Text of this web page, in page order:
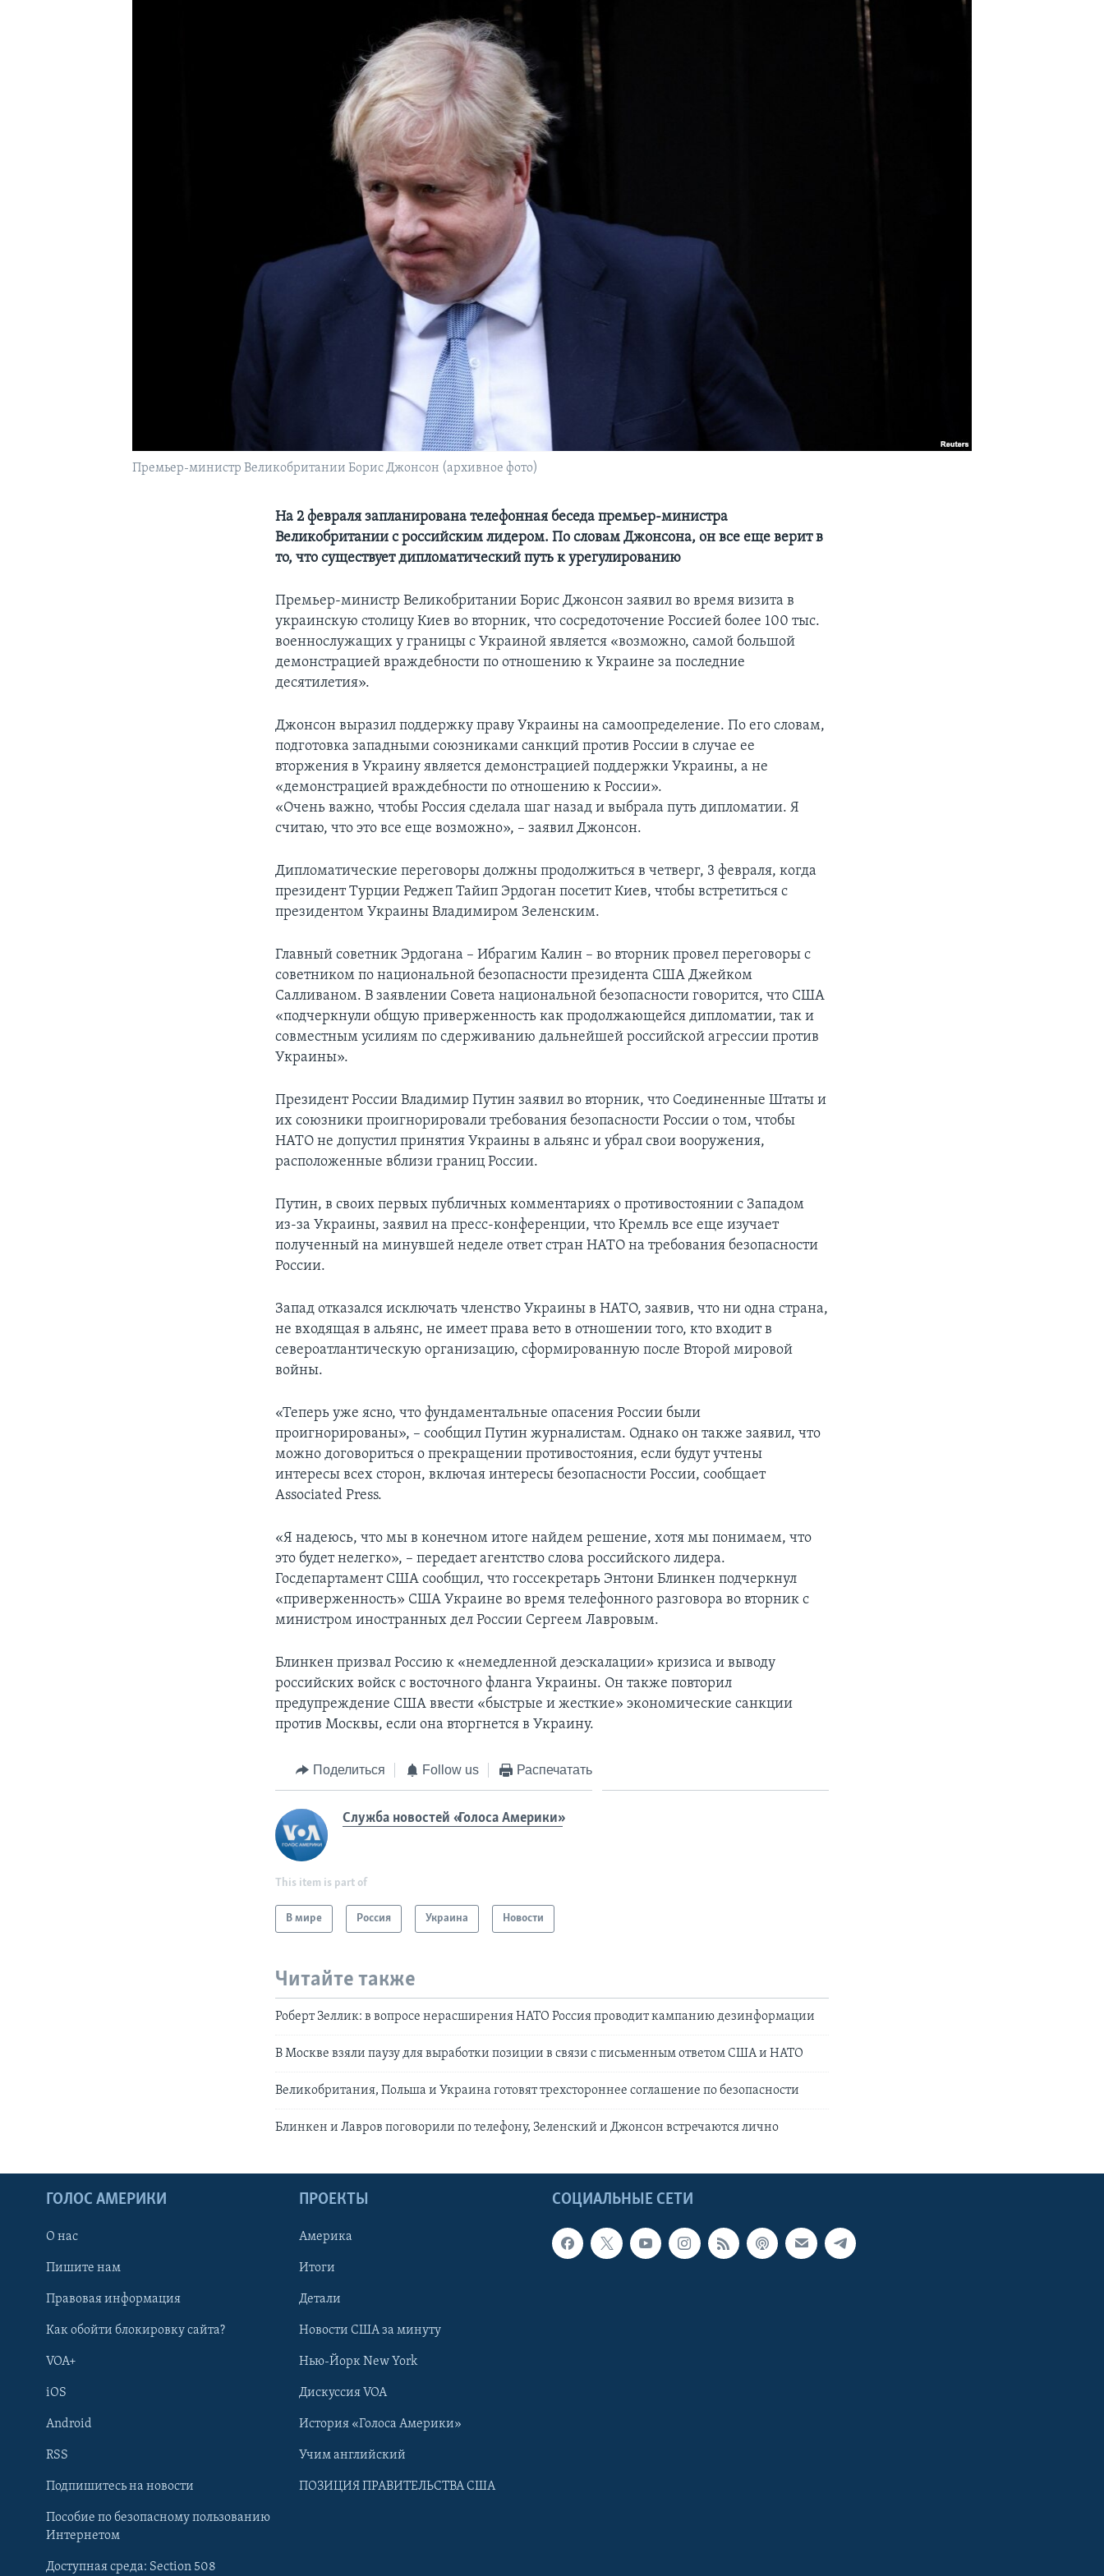
Learning English
Премьер-министр Великобритании Борис Джонсон (архивное фото)
На 2 февраля запланирована телефонная беседа премьер-министра
Великобритании с российским лидером. По словам Джонсона, он все еще верит в
то, что существует дипломатический путь к урегулированию
Премьер-министр Великобритании Борис Джонсон заявил во время визита в
украинскую столицу Киев во вторник, что сосредоточение Россией более 100 тыс.
военнослужащих у границы с Украиной является «возможно, самой большой
демонстрацией враждебности по отношению к Украине за последние
десятилетия».
Джонсон выразил поддержку праву Украины на самоопределение. По его словам,
подготовка западными союзниками санкций против России в случае ее
вторжения в Украину является демонстрацией поддержки Украины, а не
«демонстрацией враждебности по отношению к России».
«Очень важно, чтобы Россия сделала шаг назад и выбрала путь дипломатии. Я
считаю, что это все еще возможно», – заявил Джонсон.
Дипломатические переговоры должны продолжиться в четверг, 3 февраля, когда
президент Турции Реджеп Тайип Эрдоган посетит Киев, чтобы встретиться с
президентом Украины Владимиром Зеленским.
Главный советник Эрдогана – Ибрагим Калин – во вторник провел переговоры с
советником по национальной безопасности президента США Джейком
Салливаном. В заявлении Совета национальной безопасности говорится, что США
«подчеркнули общую приверженность как продолжающейся дипломатии, так и
совместным усилиям по сдерживанию дальнейшей российской агрессии против
Украины».
Президент России Владимир Путин заявил во вторник, что Соединенные Штаты и
их союзники проигнорировали требования безопасности России о том, чтобы
НАТО не допустил принятия Украины в альянс и убрал свои вооружения,
расположенные вблизи границ России.
Путин, в своих первых публичных комментариях о противостоянии с Западом
из-за Украины, заявил на пресс-конференции, что Кремль все еще изучает
полученный на минувшей неделе ответ стран НАТО на требования безопасности
России.
Запад отказался исключать членство Украины в НАТО, заявив, что ни одна страна,
не входящая в альянс, не имеет права вето в отношении того, кто входит в
североатлантическую организацию, сформированную после Второй мировой
войны.
«Теперь уже ясно, что фундаментальные опасения России были
проигнорированы», – сообщил Путин журналистам. Однако он также заявил, что
можно договориться о прекращении противостояния, если будут учтены
интересы всех сторон, включая интересы безопасности России, сообщает
Associated Press.
«Я надеюсь, что мы в конечном итоге найдем решение, хотя мы понимаем, что
это будет нелегко», – передает агентство слова российского лидера.
Госдепартамент США сообщил, что госсекретарь Энтони Блинкен подчеркнул
«приверженность» США Украине во время телефонного разговора во вторник с
министром иностранных дел России Сергеем Лавровым.
Блинкен призвал Россию к «немедленной деэскалации» кризиса и выводу
российских войск с восточного фланга Украины. Он также повторил
предупреждение США ввести «быстрые и жесткие» экономические санкции
против Москвы, если она вторгнется в Украину.
Поделиться Follow us Распечатать
Служба новостей «Голоса Америки»
This item is part of
В мире Россия Украина Новости
Читайте также
Роберт Зеллик: в вопросе нерасширения НАТО Россия проводит кампанию дезинформации
В Москве взяли паузу для выработки позиции в связи с письменным ответом США и НАТО
Великобритания, Польша и Украина готовят трехстороннее соглашение по безопасности
Блинкен и Лавров поговорили по телефону, Зеленский и Джонсон встречаются лично
СОЦИАЛЬНЫЕ СЕТИ
ГОЛОС АМЕРИКИ
О нас
Пишите нам
Правовая информация
Как обойти блокировку сайта?
VOA+
iOS
Android
RSS
Подпишитесь на новости
Пособие по безопасному пользованию
Интернетом
Доступная среда: Section 508
ПРОЕКТЫ
Америка
Итоги
Детали
Новости США за минуту
Нью-Йорк New York
Дискуссия VOA
История «Голоса Америки»
Учим английский
ПОЗИЦИЯ ПРАВИТЕЛЬСТВА США